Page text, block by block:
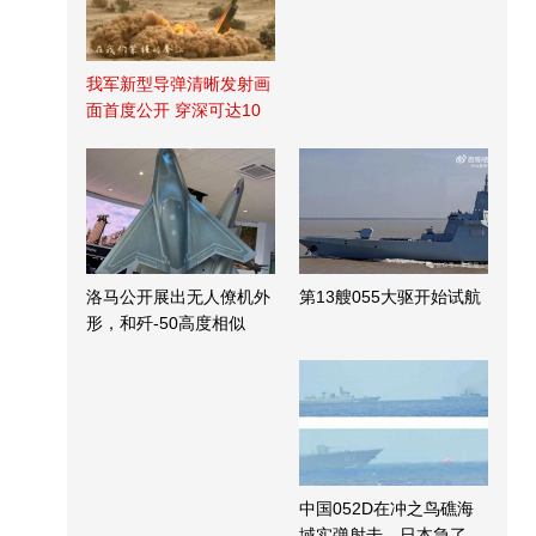
我军新型导弹清晰发射画
面首度公开 穿深可达10
洛马公开展出无人僚机外
形，和歼-50高度相似
第13艘055大驱开始试航
中国052D在冲之鸟礁海